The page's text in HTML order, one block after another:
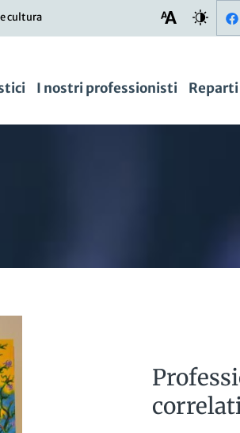
cultura
I nostri professionisti Reparti